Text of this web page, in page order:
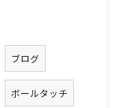
ブログ
ボールタッチ